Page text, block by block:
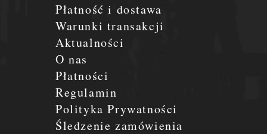
Płatność i dostawa
Warunki transakcji
Aktualności
O nas
Płatności
Regulamin
Polityka Prywatności
Śledzenie zamówienia